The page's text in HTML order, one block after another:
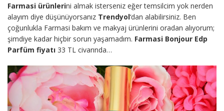
Farmasi ürünlerini almak isterseniz eğer temsilcim yok nerden
alayım diye düşünüyorsanız Trendyol‘dan alabilirsiniz. Ben
çoğunlukla Farmasi bakım ve makyaj ürünlerini oradan alıyorum;
şimdiye kadar hiçbir sorun yaşamadım. Farmasi Bonjour Edp
Parfüm fiyatı 33 TL civarında…